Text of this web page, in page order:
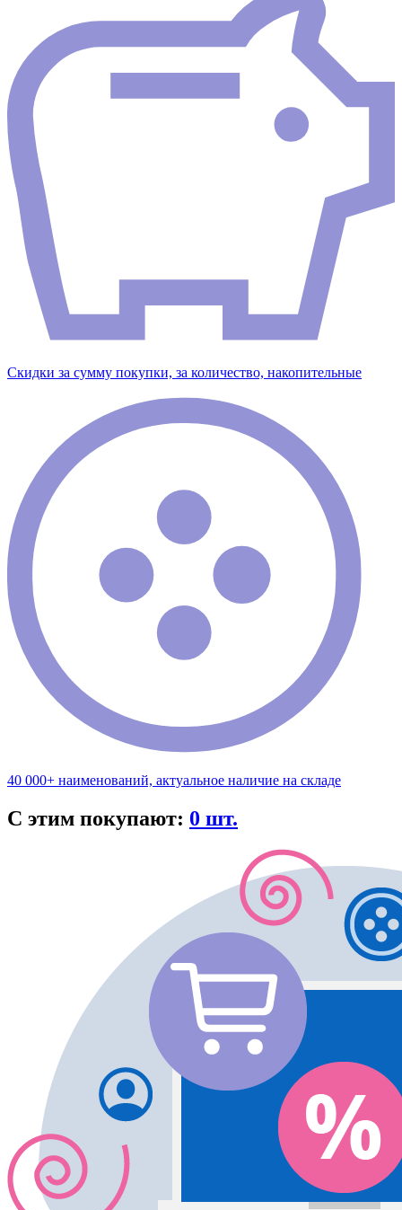
Скидки за сумму покупки, за количество, накопительные
40 000+ наименований, актуальное наличие на складе
С этим покупают: 0 шт.